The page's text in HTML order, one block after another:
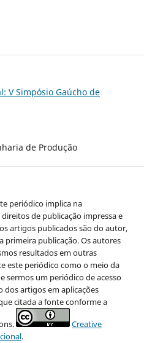
V Simpósio Gaúcho de
de Produção
periódico implica na
de publicação impressa e
artigos publicados são do autor,
primeira publicação. Os autores
resultados em outras
este periódico como o meio da
sermos um periódico de acesso
artigos em aplicações
citada a fonte conforme a
Creative
.